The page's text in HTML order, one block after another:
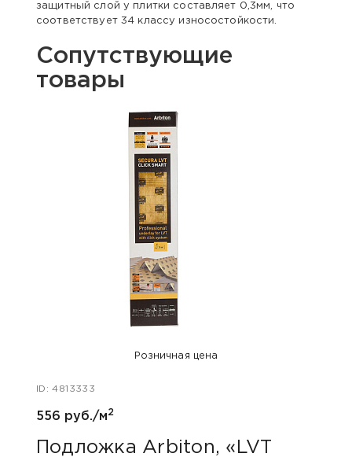
защитный слой у плитки составляет 0,3мм, что
соответствует 34 классу износостойкости.
Сопутствующие
товары
Розничная цена
ID: 4813333
556 руб./м2
Подложка Arbiton, «LVT